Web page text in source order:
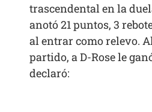
trascendental en la
anotó 21 puntos, 3
al entrar como relevo.
partido, a D-Rose le
declaró: